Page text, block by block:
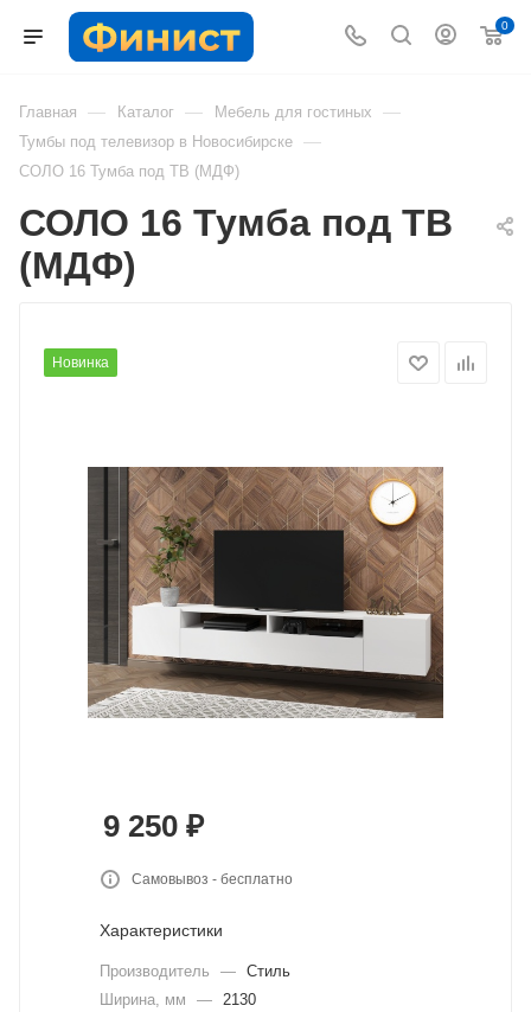
0
Главная — Каталог — Мебель для гостиных —
Тумбы под телевизор в Новосибирске —
СОЛО 16 Тумба под ТВ (МДФ)
СОЛО 16 Тумба под ТВ
(МДФ)
Новинка
9 250 ₽
Самовывоз - бесплатно
Характеристики
Производитель — Стиль
Ширина, мм
— 2130